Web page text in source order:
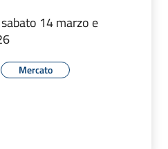
14 marzo e
Mercato